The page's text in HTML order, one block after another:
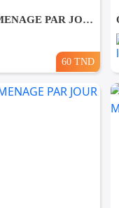
OFFRE FEMME DE MENAGE PAR JOUR A sidi bou said
60 TND